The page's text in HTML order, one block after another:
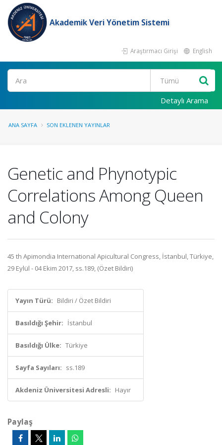
Akademik Veri Yönetim Sistemi
Araştırmacı Girişi English
Ara
Detaylı Arama
ANA SAYFA SON EKLENEN YAYINLAR
Genetic and Phynotypic
Correlations Among Queen
and Colony
45 th Apimondia International Apicultural Congress, İstanbul, Türkiye,
29 Eylül - 04 Ekim 2017, ss.189, (Özet Bildiri)
Yayın Türü: Bildiri / Özet Bildiri
Basıldığı Şehir: İstanbul
Basıldığı Ülke: Türkiye
Sayfa Sayıları: ss.189
Akdeniz Üniversitesi Adresli: Hayır
Paylaş